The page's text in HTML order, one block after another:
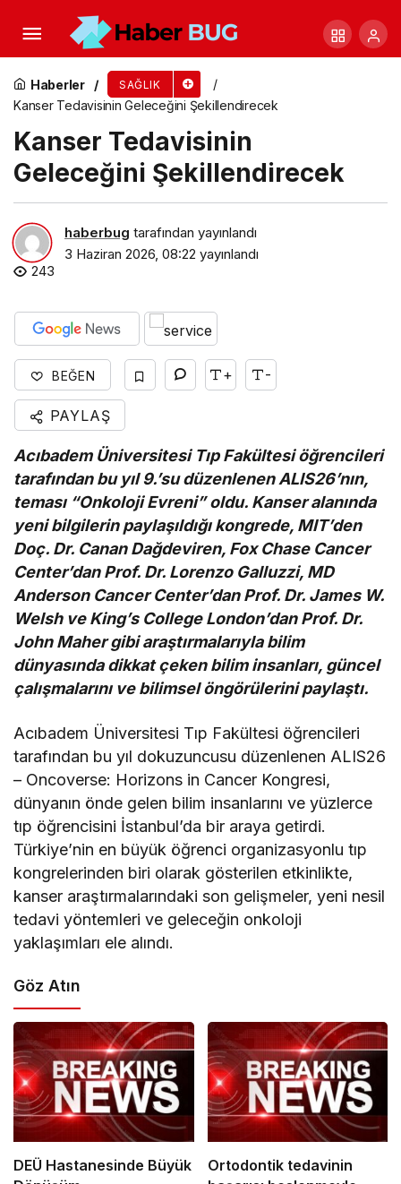
Haberler SAĞLIK
Kanser Tedavisinin Geleceğini Şekillendirecek
Kanser Tedavisinin
Geleceğini Şekillendirecek
haberbug tarafından yayınlandı
3 Haziran 2026, 08:22 yayınlandı
243
BEĞEN + -
PAYLAŞ
Acıbadem Üniversitesi Tıp Fakültesi öğrencileri
tarafından bu yıl 9.’su düzenlenen ALIS26’nın,
teması “Onkoloji Evreni” oldu. Kanser alanında
yeni bilgilerin paylaşıldığı kongrede, MIT’den
Doç. Dr. Canan Dağdeviren, Fox Chase Cancer
Center’dan Prof. Dr. Lorenzo Galluzzi, MD
Anderson Cancer Center’dan Prof. Dr. James W.
Welsh ve King’s College London’dan Prof. Dr.
John Maher gibi araştırmalarıyla bilim
dünyasında dikkat çeken bilim insanları, güncel
çalışmalarını ve bilimsel öngörülerini paylaştı.
Acıbadem Üniversitesi Tıp Fakültesi öğrencileri
tarafından bu yıl dokuzuncusu düzenlenen ALIS26
– Oncoverse: Horizons in Cancer Kongresi,
dünyanın önde gelen bilim insanlarını ve yüzlerce
tıp öğrencisini İstanbul’da bir araya getirdi.
Türkiye’nin en büyük öğrenci organizasyonlu tıp
kongrelerinden biri olarak gösterilen etkinlikte,
kanser araştırmalarındaki son gelişmeler, yeni nesil
tedavi yöntemleri ve geleceğin onkoloji
yaklaşımları ele alındı.
Göz Atın
DEÜ Hastanesinde Büyük
Ortodontik tedavinin
Reflü yemek borusunda kalıcı hasara yol
açabiliyor, hatta…